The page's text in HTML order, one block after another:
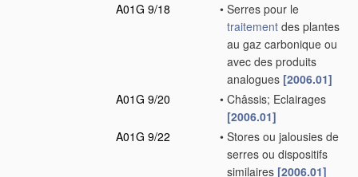
A01G 9/18
• Serres pour le
traitement des plantes
au gaz carbonique ou
avec des produits
analogues [2006.01]
A01G 9/20
• Châssis; Eclairages
[2006.01]
A01G 9/22
• Stores ou jalousies de
serres ou dispositifs
similaires [2006.01]